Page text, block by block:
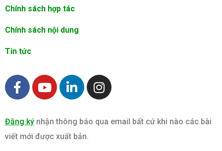
Chính sách hợp tác
Chính sách nội dung
Tin tức
F
a
e
b
o
Y
o
t
u
b
L
i
k
e
d
I
n
t
a
Đăng ký nhận thông báo qua email bất cứ khi nào các bài
viết mới được xuất bản.